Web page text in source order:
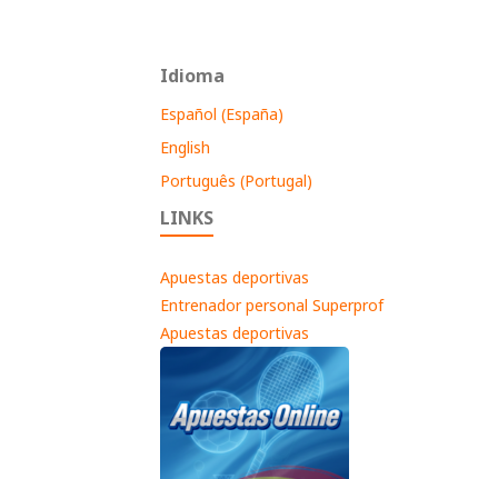
Idioma
Español (España)
English
Português (Portugal)
LINKS
Apuestas deportivas
Entrenador personal Superprof
Apuestas deportivas